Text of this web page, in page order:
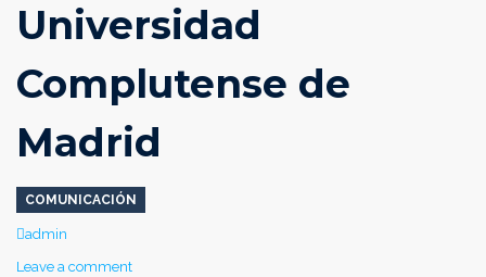
Universidad
Complutense de
Madrid
COMUNICACIÓN
Author
admin
Leave a comment